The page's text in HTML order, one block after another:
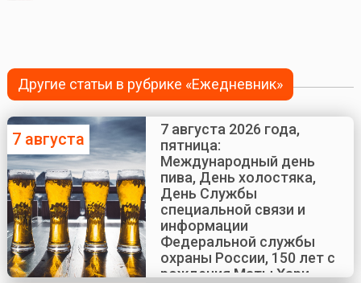
Другие статьи в рубрике «Ежедневник»
7 августа
7 августа 2026 года,
пятница:
Международный день
пива, День холостяка,
День Службы
специальной связи и
информации
Федеральной службы
охраны России, 150 лет с
рождения Маты Хари